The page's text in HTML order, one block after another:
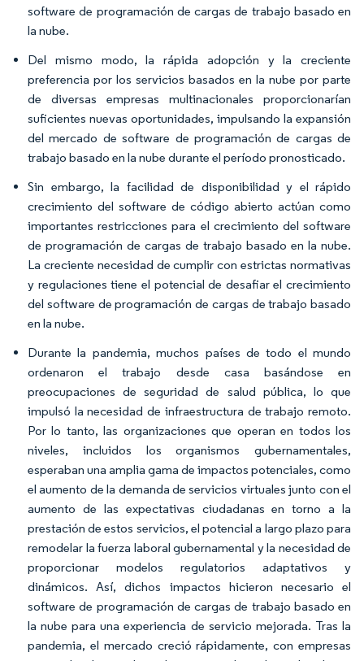
software de programación de cargas de trabajo basado en
la nube.
Del mismo modo, la rápida adopción y la creciente
preferencia por los servicios basados en la nube por parte
de diversas empresas multinacionales proporcionarían
suficientes nuevas oportunidades, impulsando la expansión
del mercado de software de programación de cargas de
trabajo basado en la nube durante el período pronosticado.
Sin embargo, la facilidad de disponibilidad y el rápido
crecimiento del software de código abierto actúan como
importantes restricciones para el crecimiento del software
de programación de cargas de trabajo basado en la nube.
La creciente necesidad de cumplir con estrictas normativas
y regulaciones tiene el potencial de desafiar el crecimiento
del software de programación de cargas de trabajo basado
en la nube.
Durante la pandemia, muchos países de todo el mundo
ordenaron el trabajo desde casa basándose en
preocupaciones de seguridad de salud pública, lo que
impulsó la necesidad de infraestructura de trabajo remoto.
Por lo tanto, las organizaciones que operan en todos los
niveles, incluidos los organismos gubernamentales,
esperaban una amplia gama de impactos potenciales, como
el aumento de la demanda de servicios virtuales junto con el
aumento de las expectativas ciudadanas en torno a la
prestación de estos servicios, el potencial a largo plazo para
remodelar la fuerza laboral gubernamental y la necesidad de
proporcionar modelos regulatorios adaptativos y
dinámicos. Así, dichos impactos hicieron necesario el
software de programación de cargas de trabajo basado en
la nube para una experiencia de servicio mejorada. Tras la
pandemia, el mercado creció rápidamente, con empresas